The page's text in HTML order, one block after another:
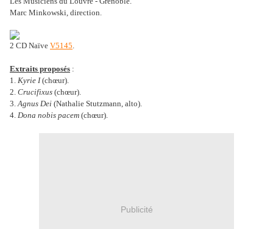
Marc Minkowski, direction.
2 CD Naïve V5145.
Extraits proposés :
1. Kyrie I(chœur).
2. Crucifixus (chœur).
3.Agnus Dei (Nathalie Stutzmann, alto).
4. Dona nobis pacem (chœur).
Publicité